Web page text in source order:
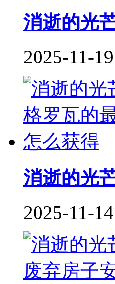
消逝的光
2025-11-19
消逝的光
2025-11-14